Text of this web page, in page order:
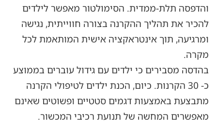
והדפסה תלת-ממדית. הסימולטור מאפשר לילדים
להכיר את תהליך ההקרנה בצורה חווייתית, נגישה
ומרגיעה, תוך אינטראקציה אישית המותאמת לכל
מקרה.
בהדסה מסבירים כי ילדים עם גידול עוברים בממוצע
כ- 30 הקרנות. כיום, הכנת ילדים לטיפולי הקרנה
מתבצעת באמצעות דגמים סטטיים ופשוטים שאינם
מאפשרים המחשה של תנועת רכיבי המכשור.